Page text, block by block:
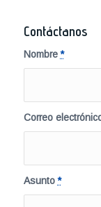
Contáctanos
Nombre*
Correo
Asunto*